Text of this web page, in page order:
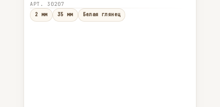
АРТ. 30207
2 мм
35 мм Белая глянец